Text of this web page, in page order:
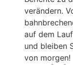
verändern.
auf dem
und bleiben
von morgen!